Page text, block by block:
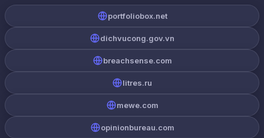
portfoliobox.net
dichvucong.gov.vn
breachsense.com
litres.ru
mewe.com
opinionbureau.com